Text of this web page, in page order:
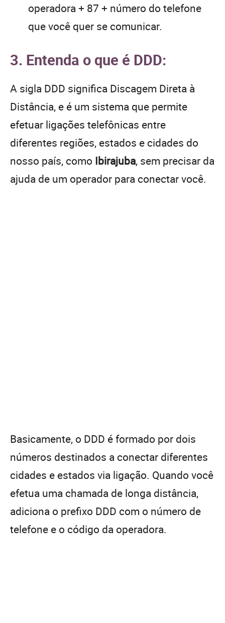
operadora + 87 + número do telefone
que você quer se comunicar.
3. Entenda o que é DDD:
A sigla DDD significa Discagem Direta à
Distância, e é um sistema que permite
efetuar ligações telefônicas entre
diferentes regiões, estados e cidades do
nosso país, como Ibirajuba, sem precisar da
ajuda de um operador para conectar você.
Basicamente, o DDD é formado por dois
números destinados a conectar diferentes
cidades e estados via ligação. Quando você
efetua uma chamada de longa distância,
adiciona o prefixo DDD com o número de
telefone e o código da operadora.